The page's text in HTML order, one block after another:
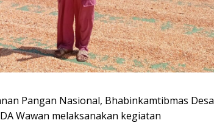
Pangan Nasional, Bhabinkamtibmas Desa
Wawan melaksanakan kegiatan